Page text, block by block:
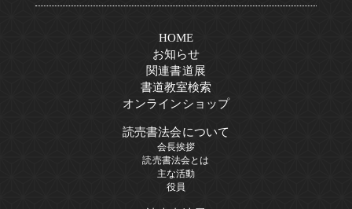
HOME
お知らせ
関連書道展
書道教室検索
オンラインショップ
読売書法会について
会長挨拶
読売書法会とは
主な活動
役員